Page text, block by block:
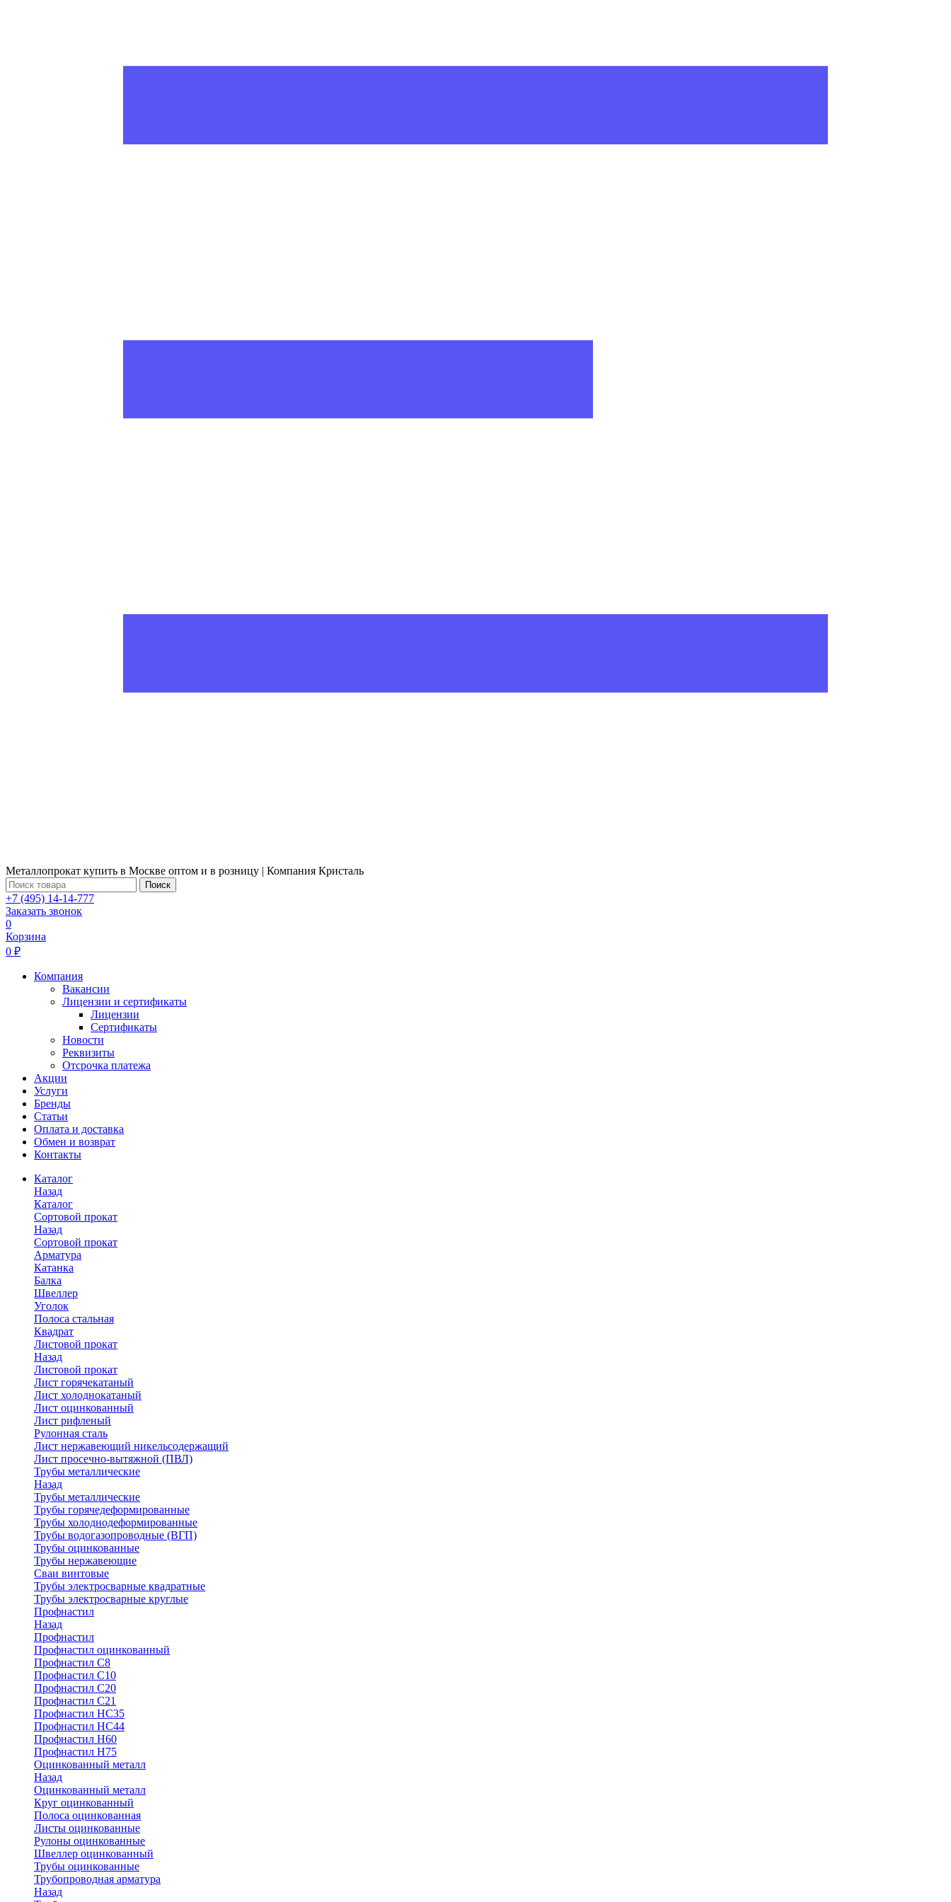
Металлопрокат купить в Москве оптом и в розницу | Компания Кристаль
Поиск
+7 (495) 14-14-777
Заказать звонок
0
Корзина
0 ₽
Компания
Вакансии
Лицензии и сертификаты
Лицензии
Сертификаты
Новости
Реквизиты
Отсрочка платежа
Акции
Услуги
Бренды
Статьи
Оплата и доставка
Обмен и возврат
Контакты
Каталог
Назад
Каталог
Сортовой прокат
Назад
Сортовой прокат
Арматура
Катанка
Балка
Швеллер
Уголок
Полоса стальная
Квадрат
Листовой прокат
Назад
Листовой прокат
Лист горячекатаный
Лист холоднокатаный
Лист оцинкованный
Лист рифленый
Рулонная сталь
Лист нержавеющий никельсодержащий
Лист просечно-вытяжной (ПВЛ)
Трубы металлические
Назад
Трубы металлические
Трубы горячедеформированные
Трубы холоднодеформированные
Трубы водогазопроводные (ВГП)
Трубы оцинкованные
Трубы нержавеющие
Сваи винтовые
Трубы электросварные квадратные
Трубы электросварные круглые
Профнастил
Назад
Профнастил
Профнастил оцинкованный
Профнастил С8
Профнастил С10
Профнастил С20
Профнастил С21
Профнастил НС35
Профнастил НС44
Профнастил Н60
Профнастил Н75
Оцинкованный металл
Назад
Оцинкованный металл
Круг оцинкованный
Полоса оцинкованная
Листы оцинкованные
Рулоны оцинкованные
Швеллер оцинкованный
Трубы оцинкованные
Трубопроводная арматура
Назад